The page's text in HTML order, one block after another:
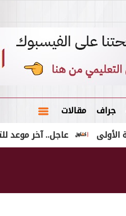
جراف مقالات
عاجل.. آخر موعد للتقديم في مدارس التكنولوجيا